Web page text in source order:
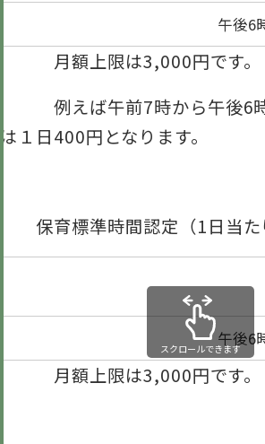
午後6
月額上限は3,000円です。
例えば午前7時から午後6時
は１日400円となります。
保育標準時間認定（1日当た
午後6
スクロールできます
月額上限は3,000円です。